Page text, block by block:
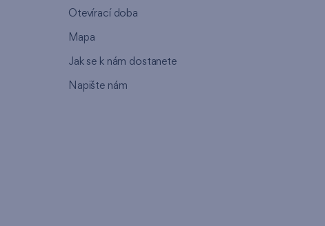
Otevírací doba
Mapa
Jak se k nám dostanete
Napište nám